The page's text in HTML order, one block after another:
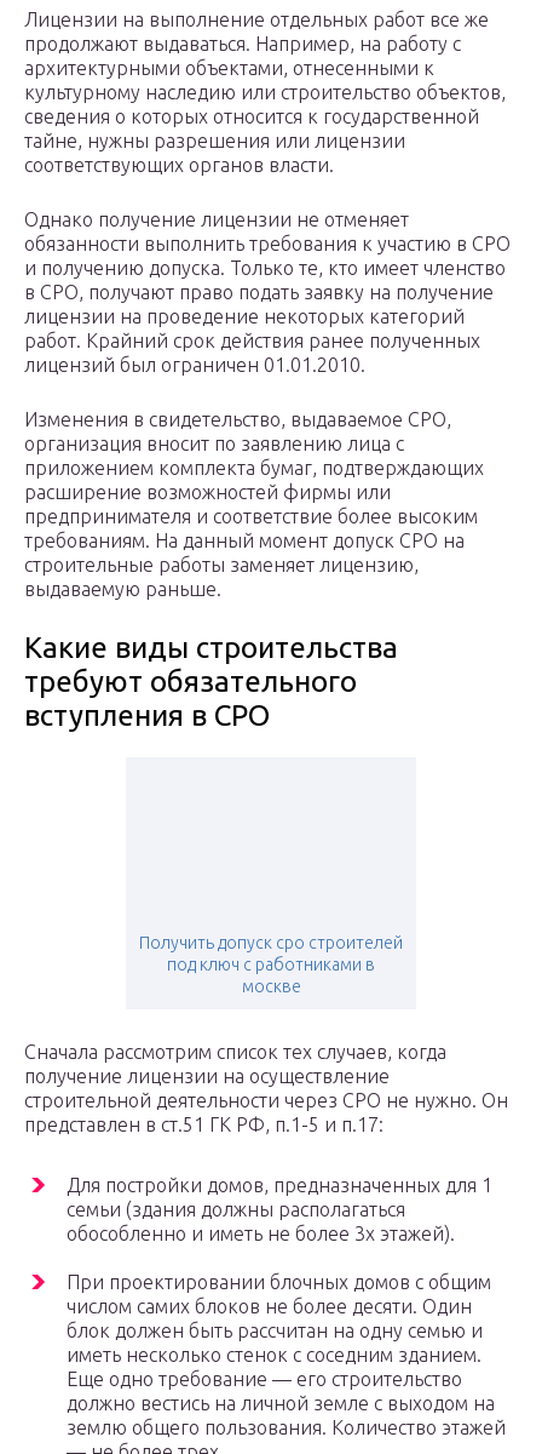
Лицензии на выполнение отдельных работ все же
продолжают выдаваться. Например, на работу с
архитектурными объектами, отнесенными к
культурному наследию или строительство объектов,
сведения о которых относится к государственной
тайне, нужны разрешения или лицензии
соответствующих органов власти.
Однако получение лицензии не отменяет
обязанности выполнить требования к участию в СРО
и получению допуска. Только те, кто имеет членство
в СРО, получают право подать заявку на получение
лицензии на проведение некоторых категорий
работ. Крайний срок действия ранее полученных
лицензий был ограничен 01.01.2010.
Изменения в свидетельство, выдаваемое СРО,
организация вносит по заявлению лица с
приложением комплекта бумаг, подтверждающих
расширение возможностей фирмы или
предпринимателя и соответствие более высоким
требованиям. На данный момент допуск СРО на
строительные работы заменяет лицензию,
выдаваемую раньше.
Какие виды строительства
требуют обязательного
вступления в СРО
Получить допуск сро строителей
под ключ с работниками в
москве
Сначала рассмотрим список тех случаев, когда
получение лицензии на осуществление
строительной деятельности через СРО не нужно. Он
представлен в ст.51 ГК РФ, п.1-5 и п.17:
Для постройки домов, предназначенных для 1
семьи (здания должны располагаться
обособленно и иметь не более 3х этажей).
При проектировании блочных домов с общим
числом самих блоков не более десяти. Один
блок должен быть рассчитан на одну семью и
иметь несколько стенок с соседним зданием.
Еще одно требование — его строительство
должно вестись на личной земле с выходом на
землю общего пользования. Количество этажей